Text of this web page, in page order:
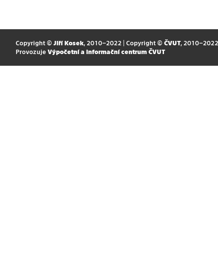
Copyright © Jiří Kosek, 2010–2022 | Copyright © ČVUT, 2010–2022
Provozuje Výpočetní a informační centrum ČVUT